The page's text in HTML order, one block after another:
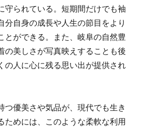
守られている。短期間だけでも袖
分自身の成長や人生の節目をより
とができる。また、岐阜の自然豊
の美しさが写真映えすることも後
の人に心に残る思い出が提供され
つ優美さや気品が、現代でも生き
ためには、このような柔軟な利用